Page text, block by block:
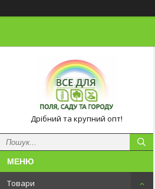
Дрібний та крупний опт!
Товари